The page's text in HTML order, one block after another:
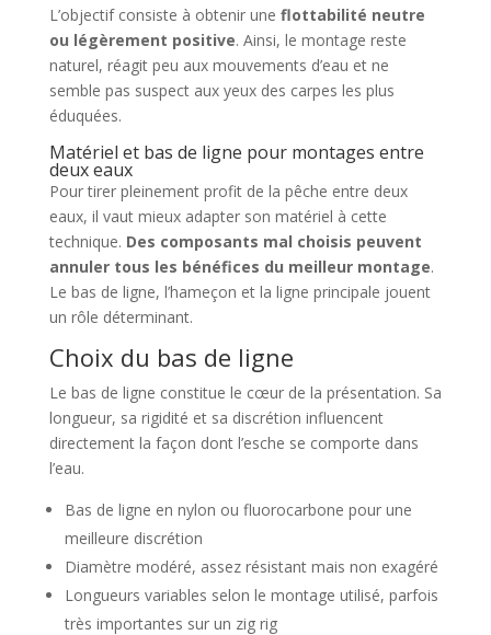
L’objectif consiste à obtenir une flottabilité neutre
ou légèrement positive. Ainsi, le montage reste
naturel, réagit peu aux mouvements d’eau et ne
semble pas suspect aux yeux des carpes les plus
éduquées.
Matériel et bas de ligne pour montages entre
deux eaux
Pour tirer pleinement profit de la pêche entre deux
eaux, il vaut mieux adapter son matériel à cette
technique. Des composants mal choisis peuvent
annuler tous les bénéfices du meilleur montage.
Le bas de ligne, l’hameçon et la ligne principale jouent
un rôle déterminant.
Choix du bas de ligne
Le bas de ligne constitue le cœur de la présentation. Sa
longueur, sa rigidité et sa discrétion influencent
directement la façon dont l’esche se comporte dans
l’eau.
Bas de ligne en nylon ou fluorocarbone pour une
meilleure discrétion
Diamètre modéré, assez résistant mais non exagéré
Longueurs variables selon le montage utilisé, parfois
très importantes sur un zig rig